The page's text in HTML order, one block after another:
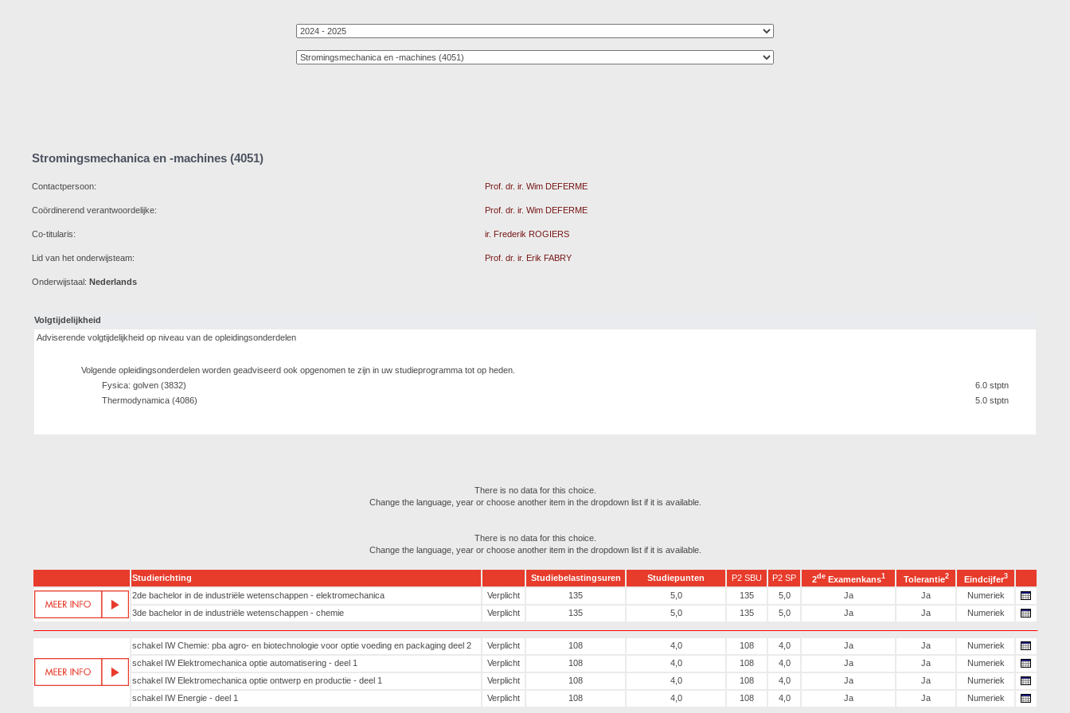
Stromingsmechanica en -machines (4051)
Contactpersoon: Prof. dr. ir. Wim DEFERME
Coördinerend verantwoordelijke: Prof. dr. ir. Wim DEFERME
Co-titularis: ir. Frederik ROGIERS
Lid van het onderwijsteam: Prof. dr. ir. Erik FABRY
Onderwijstaal: Nederlands
Volgtijdelijkheid
Adviserende volgtijdelijkheid op niveau van de opleidingsonderdelen
Volgende opleidingsonderdelen worden geadviseerd ook opgenomen te zijn in uw studieprogramma tot op heden.
Fysica: golven (3832)
6.0 stptn
Thermodynamica (4086)
5.0 stptn
There is no data for this choice.
Change the language, year or choose another item in the dropdown list if it is available.
There is no data for this choice.
Change the language, year or choose another item in the dropdown list if it is available.
Studierichting Studiebelastingsuren Studiepunten P2 SBU P2 SP 2deExamenkans1 Tolerantie2 Eindcijfer3
2de bachelor in de industriële wetenschappen - elektromechanica Verplicht 135 5,0 135 5,0 Ja Ja
Numeriek
3de bachelor in de industriële wetenschappen - chemie
Verplicht 135 5,0 135 5,0 Ja Ja Numeriek
schakel IW Chemie: pba agro- en biotechnologie voor optie voeding en packaging deel 2 Verplicht 108 4,0 108 4,0 Ja Ja
Numeriek
schakel IW Elektromechanica optie automatisering - deel 1
Verplicht 108 4,0 108 4,0 Ja Ja
Numeriek
schakel IW Elektromechanica optie ontwerp en productie - deel 1
Verplicht 108 4,0 108 4,0 Ja Ja
Numeriek
schakel IW Energie - deel 1
Verplicht 108 4,0 108 4,0 Ja Ja Numeriek